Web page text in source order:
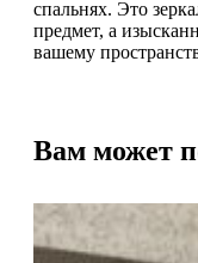
спальнях. Это
предмет, а
вашему
Вам может